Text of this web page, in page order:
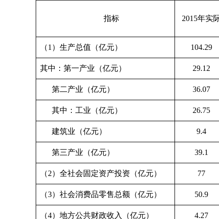
指标 2015年实
（1）生产总值（亿元） 104.29
其中：第一产业（亿元） 29.12
第二产业（亿元） 36.07
其中：工业（亿元） 26.75
建筑业（亿元） 9.4
第三产业（亿元） 39.1
（2）全社会固定资产投资（亿元） 77
（3）社会消费品零售总额（亿元） 50.9
（4）地方公共财政收入（亿元） 4.27